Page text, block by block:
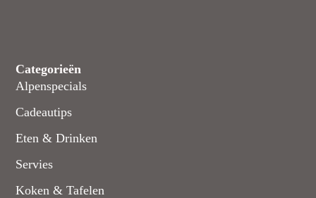
Categorieën
Alpenspecials
Cadeautips
Eten & Drinken
Servies
Koken & Tafelen